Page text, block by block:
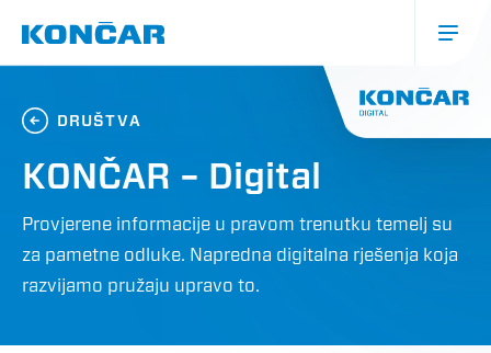
sadržaj
navigacija
(mobile)
DRUŠTVA
KONČAR – Digital
Provjerene informacije u pravom trenutku temelj su
za pametne odluke. Napredna digitalna rješenja koja
razvijamo pružaju upravo to.